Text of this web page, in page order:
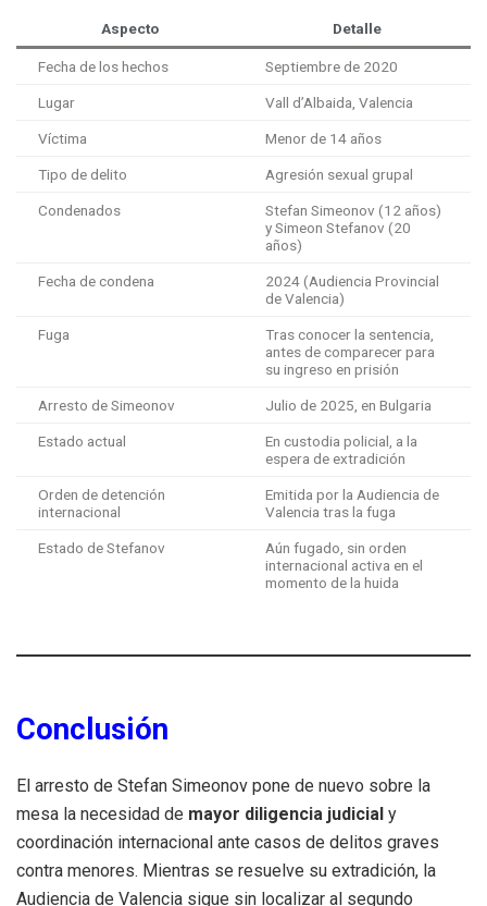
Aspecto Detalle
Fecha de los hechos Septiembre de 2020
Lugar Vall d’Albaida, Valencia
Víctima Menor de 14 años
Tipo de delito Agresión sexual grupal
Condenados
Stefan Simeonov (12 años)
y Simeon Stefanov (20
años)
Fecha de condena
2024 (Audiencia Provincial
de Valencia)
Fuga
Tras conocer la sentencia,
antes de comparecer para
su ingreso en prisión
Arresto de Simeonov Julio de 2025, en Bulgaria
Estado actual
En custodia policial, a la
espera de extradición
Orden de detención
internacional
Emitida por la Audiencia de
Valencia tras la fuga
Estado de Stefanov
Aún fugado, sin orden
internacional activa en el
momento de la huida
Conclusión
El arresto de Stefan Simeonov pone de nuevo sobre la
mesa la necesidad de mayor diligencia judicial y
coordinación internacional ante casos de delitos graves
contra menores. Mientras se resuelve su extradición, la
Audiencia de Valencia sigue sin localizar al segundo